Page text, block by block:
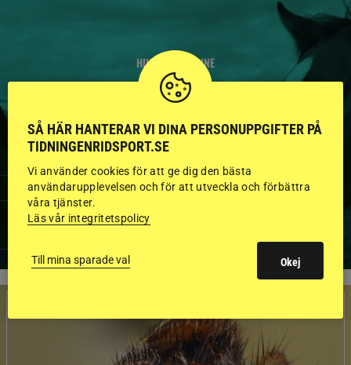
HINGSTAR ONLINE
GODKÄNDA HINGSTAR I
FLERA KATEGORIER MED
BILDER OCH FAKTA
VISA ALLA HINGSTAR
SÅ HÄR HANTERAR VI DINA PERSONUPPGIFTER PÅ
TIDNINGENRIDSPORT.SE
Vi använder cookies för att ge dig den bästa
användarupplevelsen och för att utveckla och förbättra
våra tjänster.
Läs vår integritetspolicy
Till mina sparade val Okej